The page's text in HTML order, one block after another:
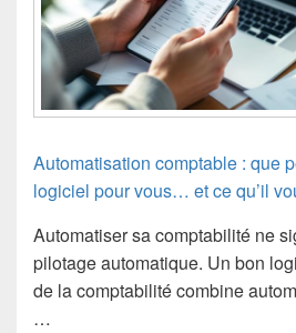
Automatisation comptable : que
logiciel pour vous… et ce qu’il
Automatiser sa comptabilité ne
pilotage automatique. Un bon
de la comptabilité combine
…